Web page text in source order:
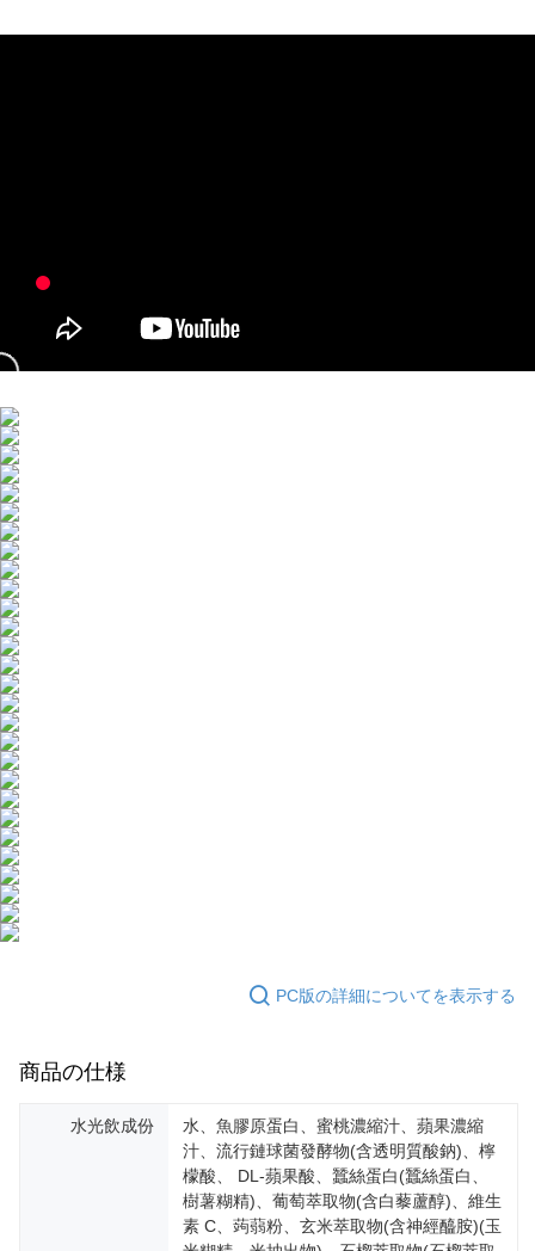
PC版の詳細についてを表示する
商品の仕様
水光飲成份
水、魚膠原蛋白、蜜桃濃縮汁、蘋果濃縮
汁、流行鏈球菌發酵物(含透明質酸鈉)、檸
檬酸、 DL-蘋果酸、蠶絲蛋白(蠶絲蛋白、
樹薯糊精)、葡萄萃取物(含白藜蘆醇)、維生
素 C、蒟蒻粉、玄米萃取物(含神經醯胺)(玉